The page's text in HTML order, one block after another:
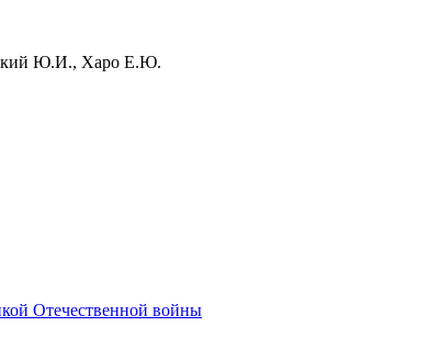
Ю.И., Харо Е.Ю.
Отечественной войны